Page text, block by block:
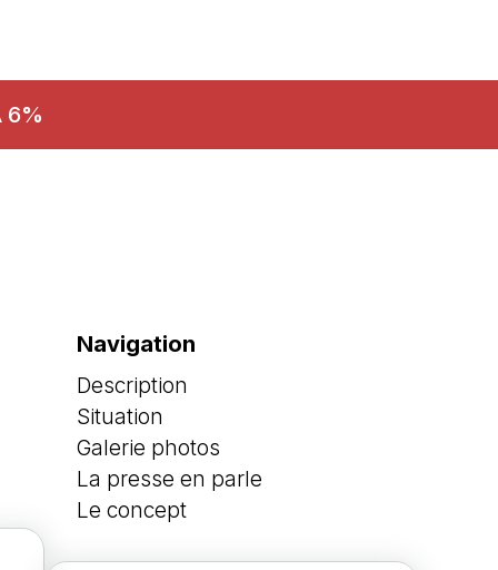
6%
Navigation
Description
Situation
Galerie photos
La presse en parle
Le concept